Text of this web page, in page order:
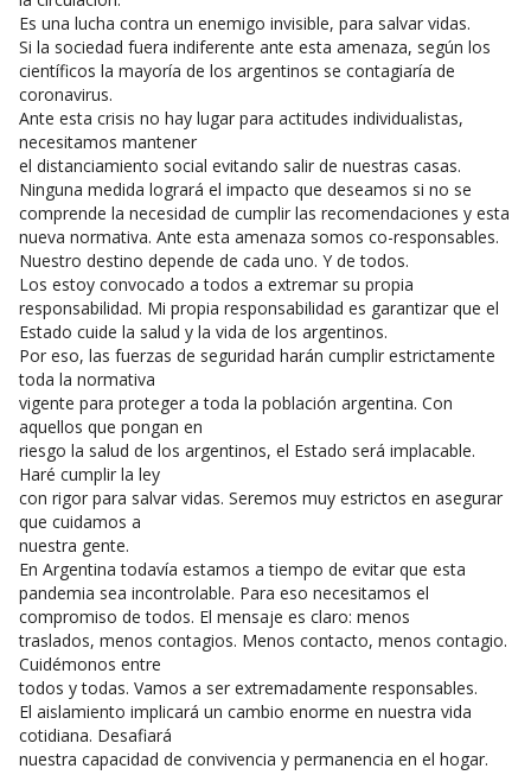
Es una lucha contra un enemigo invisible, para salvar vidas.
Si la sociedad fuera indiferente ante esta amenaza, según los
científicos la mayoría de los argentinos se contagiaría de
coronavirus.
Ante esta crisis no hay lugar para actitudes individualistas,
necesitamos mantener
el distanciamiento social evitando salir de nuestras casas.
Ninguna medida logrará el impacto que deseamos si no se
comprende la necesidad de cumplir las recomendaciones y esta
nueva normativa. Ante esta amenaza somos co-responsables.
Nuestro destino depende de cada uno. Y de todos.
Los estoy convocado a todos a extremar su propia
responsabilidad. Mi propia responsabilidad es garantizar que el
Estado cuide la salud y la vida de los argentinos.
Por eso, las fuerzas de seguridad harán cumplir estrictamente
toda la normativa
vigente para proteger a toda la población argentina. Con
aquellos que pongan en
riesgo la salud de los argentinos, el Estado será implacable.
Haré cumplir la ley
con rigor para salvar vidas. Seremos muy estrictos en asegurar
que cuidamos a
nuestra gente.
En Argentina todavía estamos a tiempo de evitar que esta
pandemia sea incontrolable. Para eso necesitamos el
compromiso de todos. El mensaje es claro: menos
traslados, menos contagios. Menos contacto, menos contagio.
Cuidémonos entre
todos y todas. Vamos a ser extremadamente responsables.
El aislamiento implicará un cambio enorme en nuestra vida
cotidiana. Desafiará
nuestra capacidad de convivencia y permanencia en el hogar.